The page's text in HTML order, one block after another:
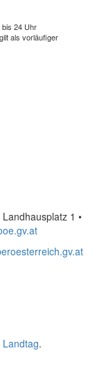
24 Uhr
als vorläufiger
1 •
Landtag.